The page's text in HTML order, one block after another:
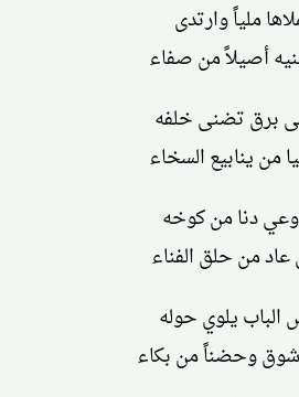
ملياً وارتدى
أصيلاً من صفاء
برق تضنى خلفه
من ينابيع السخاء
وعي دنا من كوخه
من حلق الفناء
يلوي حوله
وحضناً من بكاء